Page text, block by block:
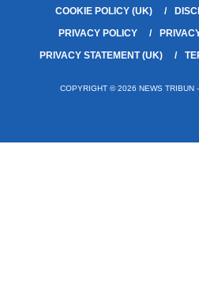
COOKIE POLICY (UK)
PRIVACY POLICY
PRIVACY STATEMENT (UK)
COPYRIGHT © 2026 NEWS TRIBUN